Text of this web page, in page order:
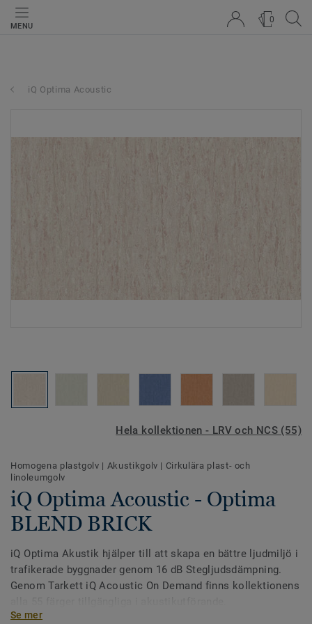
MENU
0
iQ Optima Acoustic
Hela kollektionen - LRV och NCS (55)
Homogena plastgolv | Akustikgolv | Cirkulära plast- och
linoleumgolv
iQ Optima Acoustic - Optima
BLEND BRICK
iQ Optima Akustik hjälper till att skapa en bättre ljudmiljö i
trafikerade byggnader genom 16 dB Stegljudsdämpning.
Genom Tarkett iQ Acoustic On Demand finns kollektionens
Se mer